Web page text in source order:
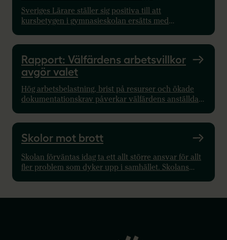
Sveriges Lärare ställer sig positiva till att
kursbetygen i gymnasieskolan ersätts med
fragmentisering av kunskapsinnehållet som
kurssystemet bidragit till.
Rapport: Välfärdens arbetsvillkor
avgör valet
Hög arbetsbelastning, brist på resurser och ökade
dokumentationskrav påverkar välfärdens anställda.
2026.
Skolor mot brott
Skolan förväntas idag ta ett allt större ansvar för allt
fler problem som dyker upp i samhället. Skolans
mycket stark skyddsfaktor gentemot att till exempel